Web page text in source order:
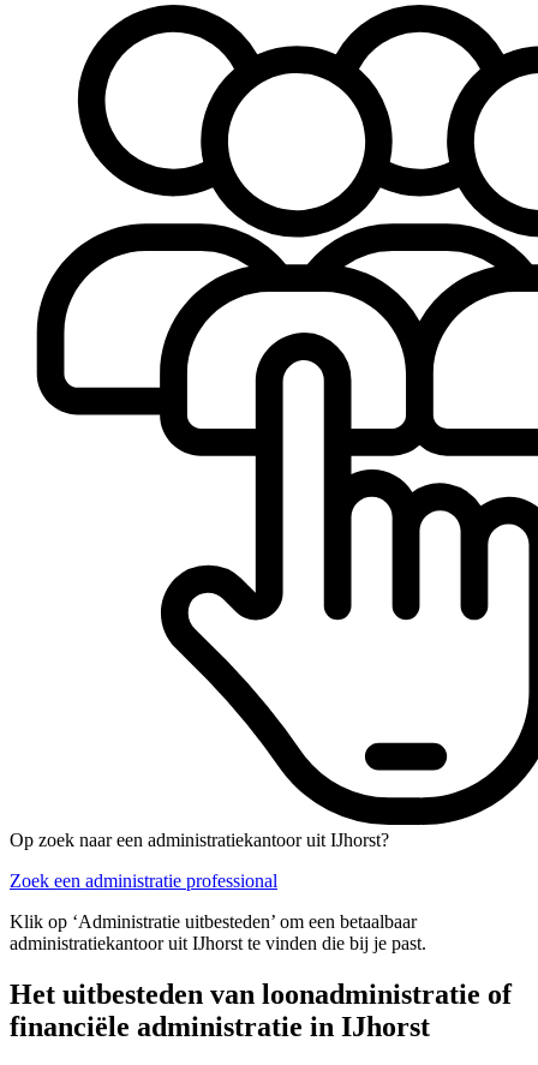
Op zoek naar een administratiekantoor uit IJhorst?
Zoek een administratie professional
Klik op ‘Administratie uitbesteden’ om een betaalbaar
administratiekantoor uit IJhorst te vinden die bij je past.
Het uitbesteden van loonadministratie of
financiële administratie in IJhorst